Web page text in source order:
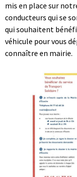
mis en place sur
conducteurs qui se
qui souhaitent
véhicule pour vous
connaître en mairie.